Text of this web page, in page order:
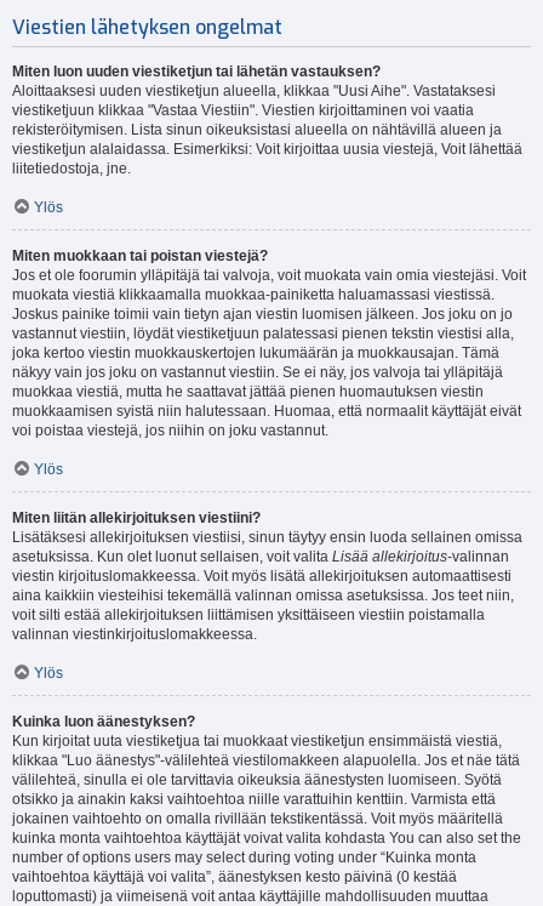
Viestien lähetyksen ongelmat
Miten luon uuden viestiketjun tai lähetän vastauksen?
Aloittaaksesi uuden viestiketjun alueella, klikkaa "Uusi Aihe". Vastataksesi
viestiketjuun klikkaa "Vastaa Viestiin". Viestien kirjoittaminen voi vaatia
rekisteröitymisen. Lista sinun oikeuksistasi alueella on nähtävillä alueen ja
viestiketjun alalaidassa. Esimerkiksi: Voit kirjoittaa uusia viestejä, Voit lähettää
liitetiedostoja, jne.
Ylös
Miten muokkaan tai poistan viestejä?
Jos et ole foorumin ylläpitäjä tai valvoja, voit muokata vain omia viestejäsi. Voit
muokata viestiä klikkaamalla muokkaa-painiketta haluamassasi viestissä.
Joskus painike toimii vain tietyn ajan viestin luomisen jälkeen. Jos joku on jo
vastannut viestiin, löydät viestiketjuun palatessasi pienen tekstin viestisi alla,
joka kertoo viestin muokkauskertojen lukumäärän ja muokkausajan. Tämä
näkyy vain jos joku on vastannut viestiin. Se ei näy, jos valvoja tai ylläpitäjä
muokkaa viestiä, mutta he saattavat jättää pienen huomautuksen viestin
muokkaamisen syistä niin halutessaan. Huomaa, että normaalit käyttäjät eivät
voi poistaa viestejä, jos niihin on joku vastannut.
Ylös
Miten liitän allekirjoituksen viestiini?
Lisätäksesi allekirjoituksen viestiisi, sinun täytyy ensin luoda sellainen omissa
asetuksissa. Kun olet luonut sellaisen, voit valita Lisää allekirjoitus-valinnan
viestin kirjoituslomakkeessa. Voit myös lisätä allekirjoituksen automaattisesti
aina kaikkiin viesteihisi tekemällä valinnan omissa asetuksissa. Jos teet niin,
voit silti estää allekirjoituksen liittämisen yksittäiseen viestiin poistamalla
valinnan viestinkirjoituslomakkeessa.
Ylös
Kuinka luon äänestyksen?
Kun kirjoitat uuta viestiketjua tai muokkaat viestiketjun ensimmäistä viestiä,
klikkaa "Luo äänestys"-välilehteä viestilomakkeen alapuolella. Jos et näe tätä
välilehteä, sinulla ei ole tarvittavia oikeuksia äänestysten luomiseen. Syötä
otsikko ja ainakin kaksi vaihtoehtoa niille varattuihin kenttiin. Varmista että
jokainen vaihtoehto on omalla rivillään tekstikentässä. Voit myös määritellä
kuinka monta vaihtoehtoa käyttäjät voivat valita kohdasta You can also set the
number of options users may select during voting under “Kuinka monta
vaihtoehtoa käyttäjä voi valita”, äänestyksen kesto päivinä (0 kestää
loputtomasti) ja viimeisenä voit antaa käyttäjille mahdollisuuden muuttaa